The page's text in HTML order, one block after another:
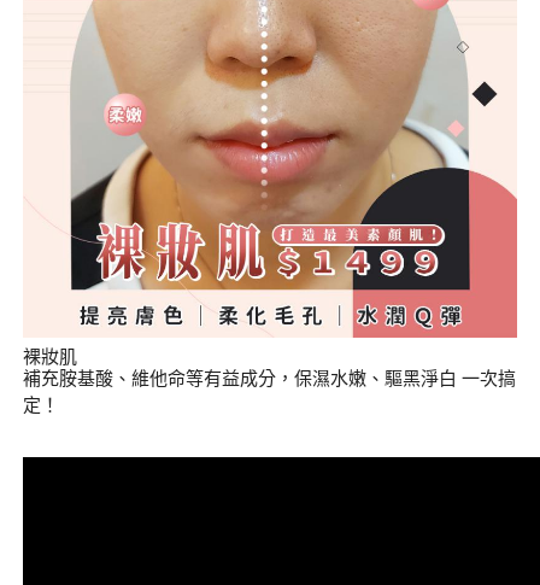
裸妝肌
補充胺基酸、維他命等有益成分，保濕水嫩、驅黑淨白 一次搞
定！